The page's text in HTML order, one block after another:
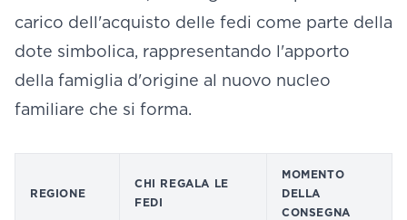
carico dell'acquisto delle fedi come parte della
dote simbolica, rappresentando l'apporto
della famiglia d'origine al nuovo nucleo
familiare che si forma.
REGIONE
CHI REGALA LE
FEDI
MOMENTO
DELLA
CONSEGNA